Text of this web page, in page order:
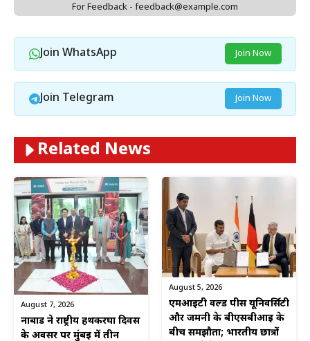
For Feedback - feedback@example.com
Join WhatsApp Join Now
Join Telegram Join Now
Related News
August 7, 2026
नाबार्ड ने राष्ट्रीय हथकरघा दिवस
के अवसर पर मुंबई में तीन
August 5, 2026
एमआईटी वर्ल्ड पीस यूनिवर्सिटी
और जर्मनी के बीएसबीआई के
बीच समझौता; भारतीय छात्रों